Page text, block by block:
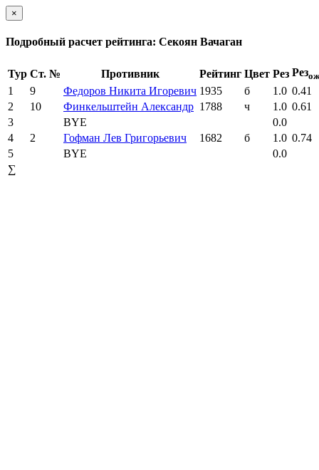
×
Подробный расчет рейтинга: Секоян Вачаган
Тур Ст. № Противник Рейтинг Цвет Рез Резож
1 9 Федоров Никита Игоревич 1935 б 1.0 0.41
2
10 Финкельштейн Александр 1788 ч 1.0 0.61
3
BYE
0.0
4
2 Гофман Лев Григорьевич 1682 б 1.0 0.74
5
BYE
0.0
∑